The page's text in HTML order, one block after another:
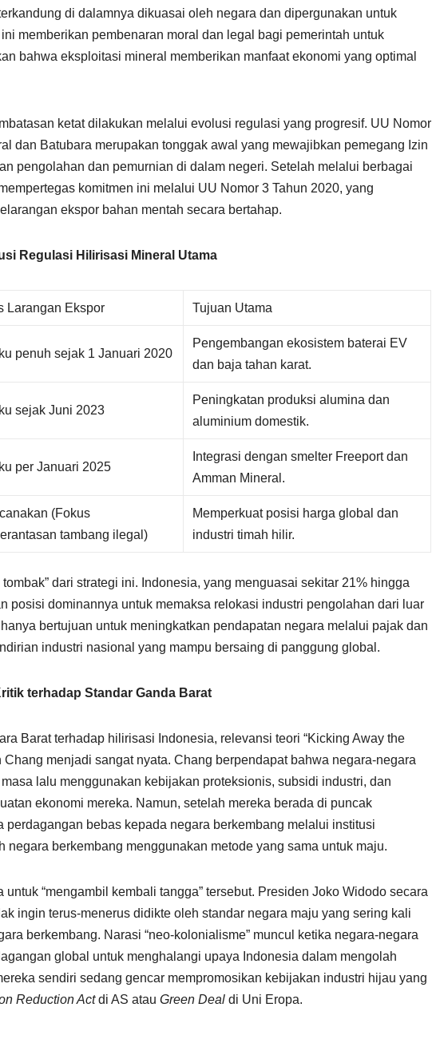
di dalamnya dikuasai oleh negara dan dipergunakan untuk
memberikan pembenaran moral dan legal bagi pemerintah untuk
bahwa eksploitasi mineral memberikan manfaat ekonomi yang optimal
ketat dilakukan melalui evolusi regulasi yang progresif. UU Nomor
dan Batubara merupakan tonggak awal yang mewajibkan pemegang Izin
pengolahan dan pemurnian di dalam negeri. Setelah melalui berbagai
komitmen ini melalui UU Nomor 3 Tahun 2020, yang
ekspor bahan mentah secara bertahap.
Regulasi Hilirisasi Mineral Utama
Larangan Ekspor Tujuan Utama
penuh sejak 1 Januari 2020
Pengembangan ekosistem baterai EV
dan baja tahan karat.
sejak Juni 2023
Peningkatan produksi alumina dan
aluminium domestik.
per Januari 2025
Integrasi dengan smelter Freeport dan
Amman Mineral.
(Fokus
tambang ilegal)
Memperkuat posisi harga global dan
industri timah hilir.
dari strategi ini. Indonesia, yang menguasai sekitar 21% hingga
posisi dominannya untuk memaksa relokasi industri pengolahan dari luar
bertujuan untuk meningkatkan pendapatan negara melalui pajak dan
industri nasional yang mampu bersaing di panggung global.
terhadap Standar Ganda Barat
Barat terhadap hilirisasi Indonesia, relevansi teori “Kicking Away the
Chang menjadi sangat nyata. Chang berpendapat bahwa negara-negara
lalu menggunakan kebijakan proteksionis, subsidi industri, dan
ekonomi mereka. Namun, setelah mereka berada di puncak
perdagangan bebas kepada negara berkembang melalui institusi
negara berkembang menggunakan metode yang sama untuk maju.
“mengambil kembali tangga” tersebut. Presiden Joko Widodo secara
ingin terus-menerus didikte oleh standar negara maju yang sering kali
berkembang. Narasi “neo-kolonialisme” muncul ketika negara-negara
global untuk menghalangi upaya Indonesia dalam mengolah
sendiri sedang gencar mempromosikan kebijakan industri hijau yang
Reduction Actdi AS atau Green Deal di Uni Eropa.